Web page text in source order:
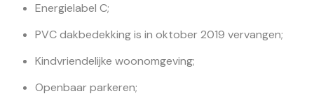
Energielabel C;
PVC dakbedekking is in oktober 2019 vervangen;
Kindvriendelijke woonomgeving;
Openbaar parkeren;